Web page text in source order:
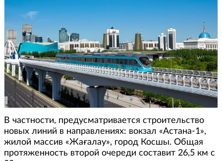
В частности, предусматривается строительство
новых линий в направлениях: вокзал «Астана-1»,
жилой массив «Жағалау», город Косшы. Общая
протяженность второй очереди составит 26,5 км с